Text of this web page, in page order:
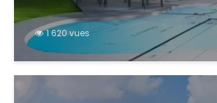
1 620 vues